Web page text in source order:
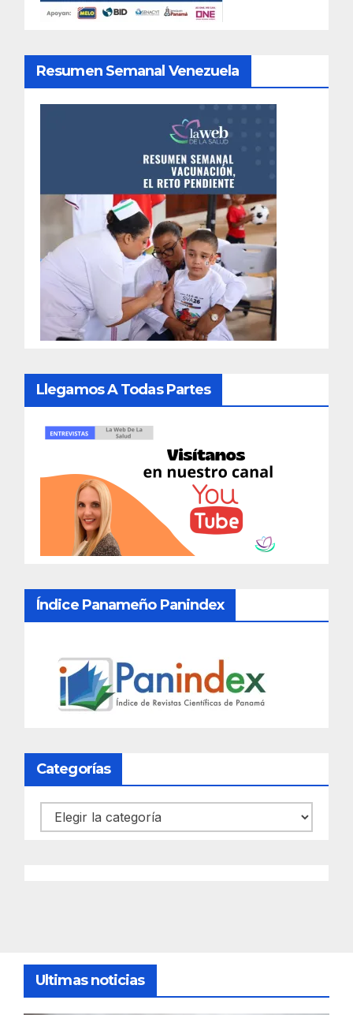
Resumen Semanal Venezuela
Llegamos A Todas Partes
Índice Panameño Panindex
Categorías
Categorías
Ultimas noticias